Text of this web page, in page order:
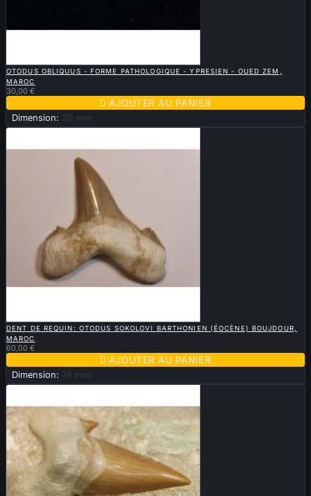
OTODUS OBLIQUUS - FORME PATHOLOGIQUE - YPRESIEN - OUED ZEM,
MAROC
30,00 €
 AJOUTER AU PANIER
Dimension: 20 mm
DENT DE REQUIN: OTODUS SOKOLOVI BARTHONIEN (ÉOCÈNE) BOUJDOUR,
MAROC
60,00 €
 AJOUTER AU PANIER
Dimension: 74 mm